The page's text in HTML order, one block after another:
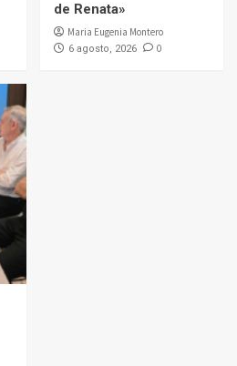
de Renata»
Maria Eugenia Montero
6 agosto, 2026 0